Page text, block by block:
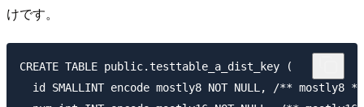
けです。
CREATE TABLE public.testtable_a_dist_key (
  id SMALLINT encode mostly8 NOT NULL, /** mostly8 */